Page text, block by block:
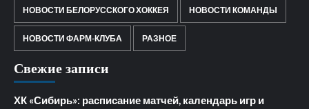
НОВОСТИ БЕЛОРУССКОГО ХОККЕЯ НОВОСТИ КОМАНДЫ
НОВОСТИ ФАРМ-КЛУБА РАЗНОЕ
Свежие записи
ХК «Сибирь»: расписание матчей, календарь игр и